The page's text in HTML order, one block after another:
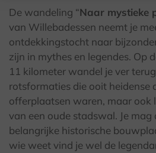
De wandeling “Naar mystieke
van Willebadessen neemt je
ontdekkingstocht naar
zijn in mythes en legendes. Op
11 kilometer wandel je ver
rotsformaties die ooit heidense
offerplaatsen waren, maar ook
van een oude stadswal. Je mag
belangrijke historische
wie weet vind je wel de